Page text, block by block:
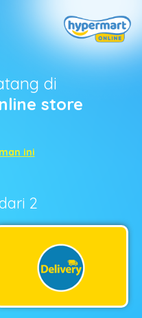
di
store
ini
2